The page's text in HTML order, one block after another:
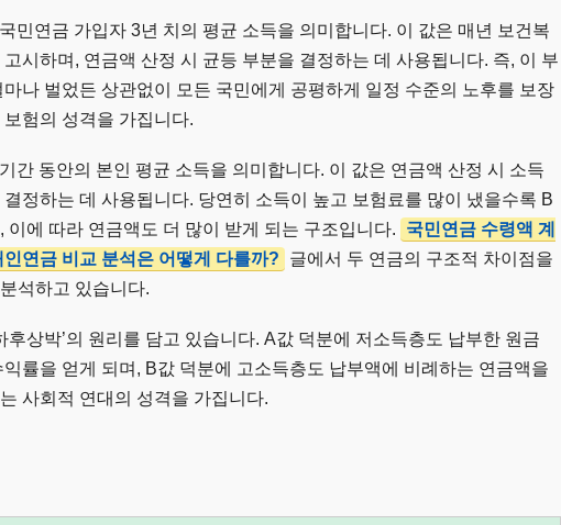
민연금 가입자 3년 치의 평균 소득을 의미합니다. 이 값은 매년 보건복
시하며, 연금액 산정 시 균등 부분을 결정하는 데 사용됩니다. 즉, 이 부
마나 벌었든 상관없이 모든 국민에게 공평하게 일정 수준의 노후를 보장
험의 성격을 가집니다.
간 동안의 본인 평균 소득을 의미합니다. 이 값은 연금액 산정 시 소득
결정하는 데 사용됩니다. 당연히 소득이 높고 보험료를 많이 냈을수록 B
이에 따라 연금액도 더 많이 받게 되는 구조입니다.
국민연금 수령액 계
연금 비교 분석은 어떻게 다를까?
글에서 두 연금의 구조적 차이점을
석하고 있습니다.
후상박’의 원리를 담고 있습니다. A값 덕분에 저소득층도 납부한 원금
률을 얻게 되며, B값 덕분에 고소득층도 납부액에 비례하는 연금액을
사회적 연대의 성격을 가집니다.